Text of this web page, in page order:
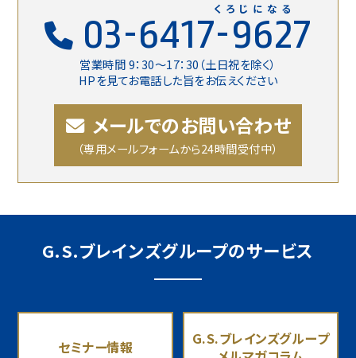
03-6417-9627
営業時間 9：30〜17：30（土日祝を除く）
HPを見てお電話した旨をお伝えください
くろじになる
メールでのお問い合わせ
（専用メールフォームから24時間受付中）
G.S.ブレインズグループのサービス
セミナー情報
G.S.ブレインズグループ